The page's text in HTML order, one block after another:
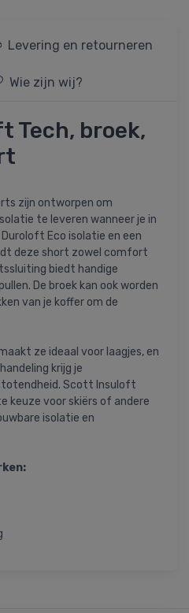
Levering en retourneren
Wie zijn wij?
Tech, broek,
zijn ontworpen om
te leveren wanneer je in
Eco isolatie en een
deze short zowel comfort
biedt handige
De broek kan ook worden
van je koffer om de
ze ideaal voor laagjes, en
krijg je
Scott Insuloft
keuze voor skiërs of andere
isolatie en